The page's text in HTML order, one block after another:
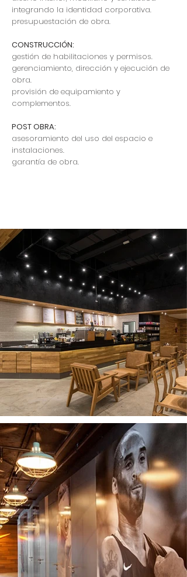
integrando la identidad corporativa.
presupuestación de obra.
CONSTRUCCIÓN:
gestión de habilitaciones y permisos.
gerenciamiento, dirección y ejecución de
obra.
provisión de equipamiento y
complementos.
POST OBRA:
asesoramiento del uso del espacio e
instalaciones.
garantía de obra.